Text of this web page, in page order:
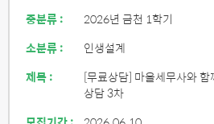
중분류 :
2026년 금천 1학기
소분류 :
인생설계
제목 :
[무료상담] 마을세무사와
상담 3차